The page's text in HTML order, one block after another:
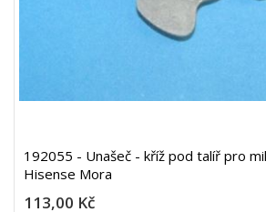
192055 - Unašeč - kříž pod talíř pro
Hisense Mora
113,00 Kč